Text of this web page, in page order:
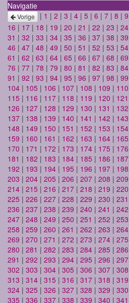
Navigatie
Vorige | 1 | 2 | 3 | 4 | 5 | 6 | 7 | 8 | 9
16 | 17 | 18 | 19 | 20 | 21 | 22 | 23 | 24
31 | 32 | 33 | 34 | 35 | 36 | 37 | 38 | 39
46 | 47 | 48 | 49 | 50 | 51 | 52 | 53 | 54
61 | 62 | 63 | 64 | 65 | 66 | 67 | 68 | 69
76 | 77 | 78 | 79 | 80 | 81 | 82 | 83 | 84
91 | 92 | 93 | 94 | 95 | 96 | 97 | 98 | 99
104 | 105 | 106 | 107 | 108 | 109 | 110
115 | 116 | 117 | 118 | 119 | 120 | 121
126 | 127 | 128 | 129 | 130 | 131 | 132
137 | 138 | 139 | 140 | 141 | 142 | 143
148 | 149 | 150 | 151 | 152 | 153 | 154
159 | 160 | 161 | 162 | 163 | 164 | 165
170 | 171 | 172 | 173 | 174 | 175 | 176
181 | 182 | 183 | 184 | 185 | 186 | 187
192 | 193 | 194 | 195 | 196 | 197 | 198
203 | 204 | 205 | 206 | 207 | 208 | 209
214 | 215 | 216 | 217 | 218 | 219 | 220
225 | 226 | 227 | 228 | 229 | 230 | 231
236 | 237 | 238 | 239 | 240 | 241 | 242
247 | 248 | 249 | 250 | 251 | 252 | 253
258 | 259 | 260 | 261 | 262 | 263 | 264
269 | 270 | 271 | 272 | 273 | 274 | 275
280 | 281 | 282 | 283 | 284 | 285 | 286
291 | 292 | 293 | 294 | 295 | 296 | 297
302 | 303 | 304 | 305 | 306 | 307 | 308
313 | 314 | 315 | 316 | 317 | 318 | 319
324 | 325 | 326 | 327 | 328 | 329 | 330
335 | 336 | 337 | 338 | 339 | 340 | 341